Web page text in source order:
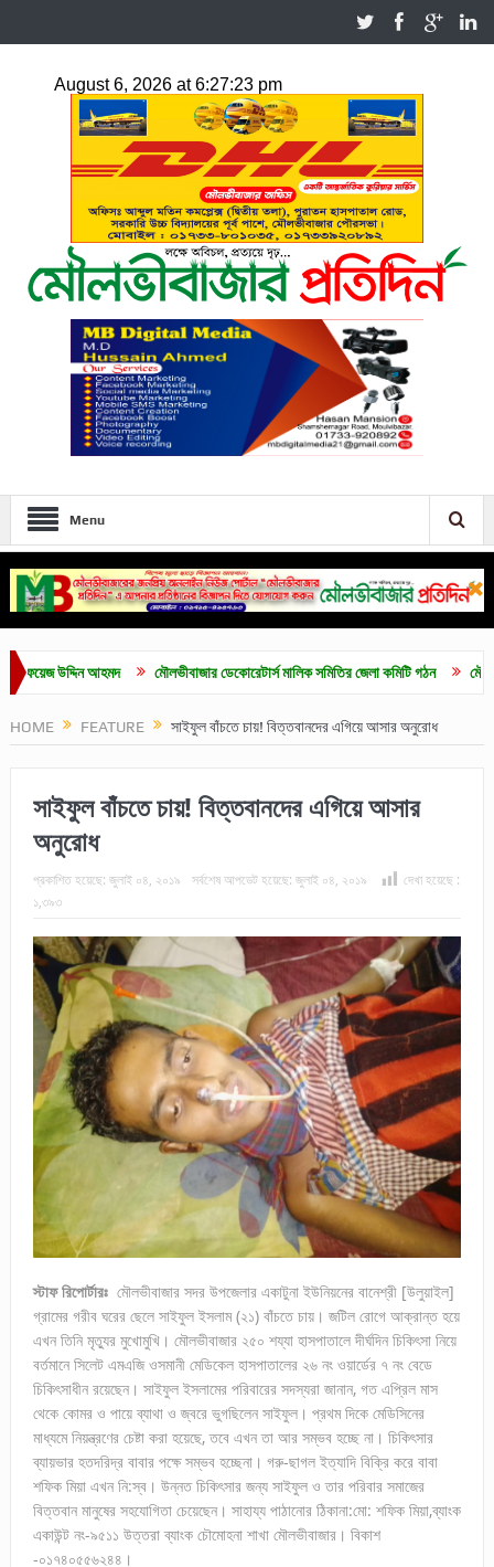
Menu
উদ্দিন আহমদ মৌলভীবাজার ডেকোরেটার্স মালিক সমিতির জেলা কমিটি গঠন
HOME FEATURE সাইফুল বাঁচতে চায়! বিত্তবানদের এগিয়ে আসার অনুরোধ
সাইফুল বাঁচতে চায়! বিত্তবানদের এগিয়ে আসার
অনুরোধ
প্রকাশিত হয়েছে: জুলাই ০৪, ২০১৯ সর্বশেষ আপডেট হয়েছে: জুলাই ০৪, ২০১৯
দেখা হয়েছে :
১,৩৯৩
স্টাফ রিপোর্টারঃমৌলভীবাজার সদর উপজেলার একাটুনা ইউনিয়নের বানেশ্রী [উলুয়াইল]
গ্রামের গরীব ঘরের ছেলে সাইফুল ইসলাম (২১) বাঁচতে চায়। জটিল রোগে আক্রান্ত হয়ে
এখন তিনি মৃত্যুর মুখোমুখি। মৌলভীবাজার ২৫০ শয্যা হাসপাতালে দীর্ঘদিন চিকিৎসা নিয়ে
বর্তমানে সিলেট এমএজি ওসমানী মেডিকেল হাসপাতালের ২৬ নং ওয়ার্ডের ৭ নং বেডে
চিকিৎসাধীন রয়েছেন। সাইফুল ইসলামের পরিবারের সদস্যরা জানান, গত এপ্রিল মাস
থেকে কোমর ও পায়ে ব্যাথা ও জ্বরে ভুগছিলেন সাইফুল। প্রথম দিকে মেডিসিনের
মাধ্যমে নিয়ন্ত্রণের চেষ্টা করা হয়েছে, তবে এখন তা আর সম্ভব হচ্ছে না। চিকিৎসার
ব্যায়ভার হতদরিদ্র বাবার পক্ষে সম্ভব হচ্ছেনা। গরু-ছাগল ইত্যাদি বিক্রি করে বাবা
শফিক মিয়া এখন নি:স্ব। উন্নত চিকিৎসার জন্য সাইফুল ও তার পরিবার সমাজের
বিত্তবান মানুষের সহযোগিতা চেয়েছেন। সাহায্য পাঠানোর ঠিকানা:মো: শফিক মিয়া,ব্যাংক
একাউন্ট নং-৯৫১১ উত্তরা ব্যাংক চৌমোহনা শাখা মৌলভীবাজার। বিকাশ
-০১৭৪০৫৫৬২৪৪।